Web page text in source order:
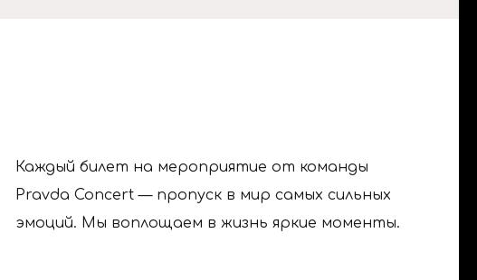
Каждый билет на мероприятие от команды
Pravda Concert — пропуск в мир самых сильных
эмоций. Мы воплощаем в жизнь яркие моменты.